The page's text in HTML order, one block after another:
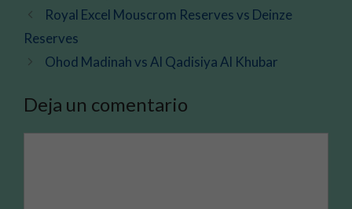
Royal Excel Mouscrom Reserves vs Deinze
Reserves
Ohod Madinah vs Al Qadisiya Al Khubar
Deja un comentario